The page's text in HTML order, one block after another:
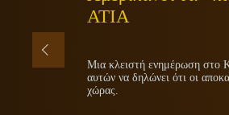
ΑΤΙΑ
Μια κλειστή ενημέρωση στο
αυτών να δηλώνει ότι οι
χώρας.